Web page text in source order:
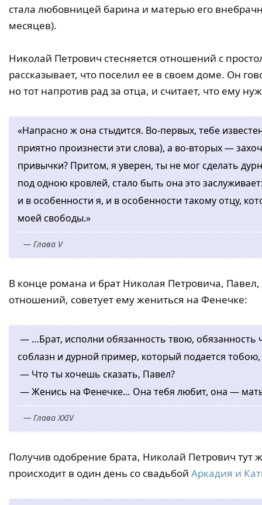
стала любовницей барина и матерью его
месяцев).
Николай Петрович стесняется отношений с
рассказывает, что поселил ее в своем доме. Он
но тот напротив рад за отца, и считает, что ему
«Напрасно ж она стыдится. Во-первых, тебе
приятно произнести эти слова), а во-вторых —
привычки? Притом, я уверен, ты не мог сделать
под одною кровлей, стало быть она это
и в особенности я, и в особенности такому отцу,
моей свободы.»
— Глава V
В конце романа и брат Николая Петровича,
отношений, советует ему жениться на Фенечке:
— …Брат, исполни обязанность твою, обязанность
соблазн и дурной пример, который подается
— Что ты хочешь сказать, Павел?
— Женись на Фенечке… Она тебя любит, она —
— Глава XXIV
Получив одобрение брата, Николай Петрович
происходит в один день со свадьбой Аркадия и